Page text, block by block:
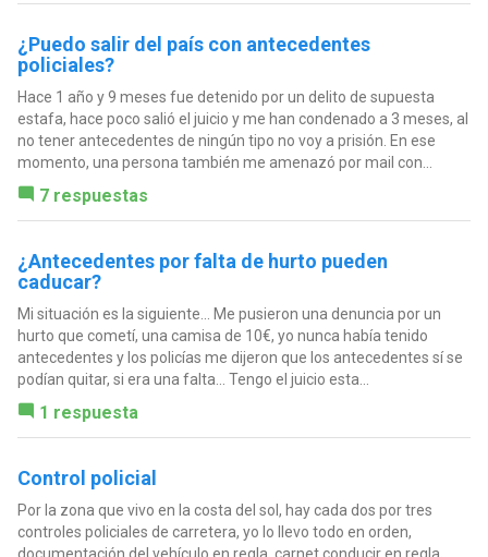
¿Puedo salir del país con antecedentes
policiales?
Hace 1 año y 9 meses fue detenido por un delito de supuesta
estafa, hace poco salió el juicio y me han condenado a 3 meses, al
no tener antecedentes de ningún tipo no voy a prisión. En ese
momento, una persona también me amenazó por mail con...
7 respuestas
¿Antecedentes por falta de hurto pueden
caducar?
Mi situación es la siguiente... Me pusieron una denuncia por un
hurto que cometí, una camisa de 10€, yo nunca había tenido
antecedentes y los policías me dijeron que los antecedentes sí se
podían quitar, si era una falta... Tengo el juicio esta...
1 respuesta
Control policial
Por la zona que vivo en la costa del sol, hay cada dos por tres
controles policiales de carretera, yo lo llevo todo en orden,
documentación del vehículo en regla, carnet conducir en regla,